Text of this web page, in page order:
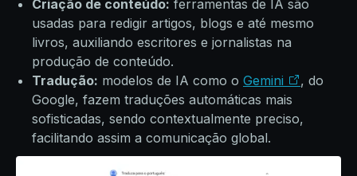
Criação de conteúdo: ferramentas de IA são
usadas para redigir artigos, blogs e até mesmo
livros, auxiliando escritores e jornalistas na
produção de conteúdo.
Tradução: modelos de IA como o Gemini
, do
Google, fazem traduções automáticas mais
sofisticadas, sendo contextualmente preciso,
facilitando assim a comunicação global.